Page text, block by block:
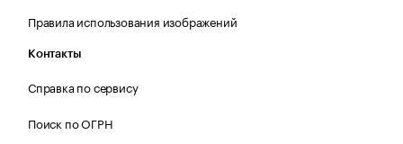
Правила использования изображений
Контакты
Справка по сервису
Поиск по ОГРН